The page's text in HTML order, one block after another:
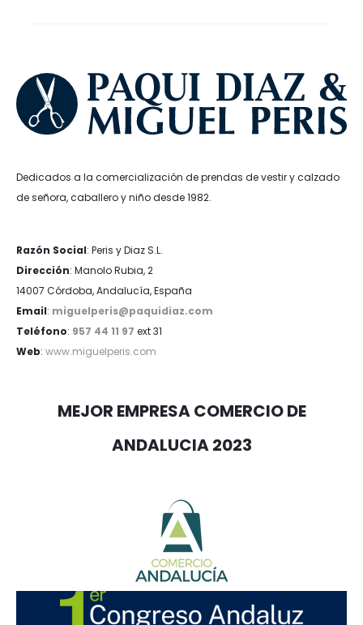
Dedicados a la comercialización de prendas de vestir y calzado
de señora, caballero y niño desde 1982.
Razón Social: Peris y Diaz S.L.
Dirección: Manolo Rubia, 2
14007 Córdoba, Andalucía, España
Email: miguelperis@paquidiaz.com
Teléfono: 957 44 11 97 ext 31
Web: www.miguelperis.com
MEJOR EMPRESA COMERCIO DE
ANDALUCIA 2023